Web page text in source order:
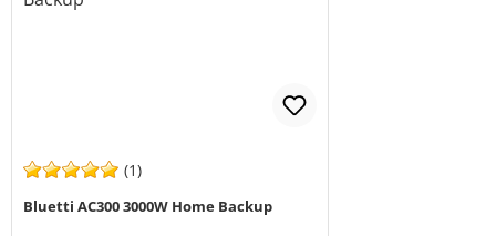
(1)
Bluetti AC300 3000W Home Backup